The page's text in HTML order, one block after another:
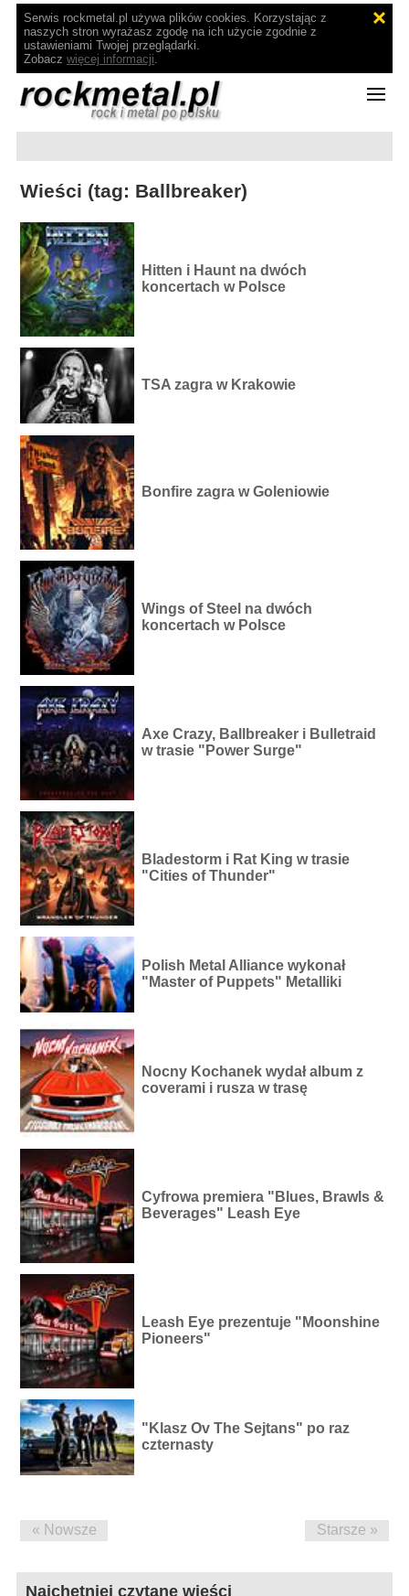
Serwis rockmetal.pl używa plików cookies. Korzystając z
naszych stron wyrażasz zgodę na ich użycie zgodnie z
ustawieniami Twojej przeglądarki.
Zobacz więcej informacji.
Wieści (tag: Ballbreaker)
Hitten i Haunt na dwóch
koncertach w Polsce
TSA zagra w Krakowie
Bonfire zagra w Goleniowie
Wings of Steel na dwóch
koncertach w Polsce
Axe Crazy, Ballbreaker i Bulletraid
w trasie "Power Surge"
Bladestorm i Rat King w trasie
"Cities of Thunder"
Polish Metal Alliance wykonał
"Master of Puppets" Metalliki
Nocny Kochanek wydał album z
coverami i rusza w trasę
Cyfrowa premiera "Blues, Brawls &
Beverages" Leash Eye
Leash Eye prezentuje "Moonshine
Pioneers"
"Klasz Ov The Sejtans" po raz
czternasty
« Nowsze Starsze »
Najchętniej czytane wieści